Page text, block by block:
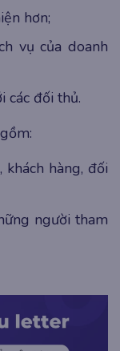
hơn;
vụ của doanh
các đối thủ.
khách hàng, đối
người tham